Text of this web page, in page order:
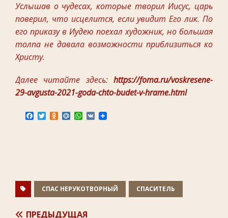
Услышав о чудесах, которые творил Иисус, царь
поверил, что исцелится, если увидит Его лик. По
его приказу в Иудею поехал художник, но большая
толпа не давала возможности приблизиться ко
Христу.
Далее читайте здесь: https://foma.ru/voskresene-
29-avgusta-2021-goda-chto-budet-v-hrame.html
T O
s
n
i
i
M W V
СПАС НЕРУКОТВОРНЫЙ СПАСИТЕЛЬ
ПРЕДЫДУЩАЯ